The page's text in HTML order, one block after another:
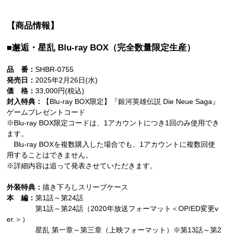
【商品情報】
■邂逅・星乱 Blu-ray BOX（完全数量限定生産）
品 番：SHBR-0755
発売日： 2025年2月26日(水)
価 格：33,000円(税込)
封入特典：
【Blu-ray BOX限定】『銀河英雄伝説 Die Neue Saga』
ゲームプレゼントコード
※Blu-ray BOX限定コードは、1アカウントにつき1回のみ使用でき
ます。
Blu-ray BOXを複数購入した場合でも、1アカウントに複数回使
用することはできません。
※詳細内容は追って発表させていただきます。
外装特典：描き下ろしスリーブケース
本 編：第1話～第24話
第1話～第24話（2020年放送フォーマット＜OP/ED変更v
er.＞）
星乱 第一章～第三章（上映フォーマット）※第13話～第2